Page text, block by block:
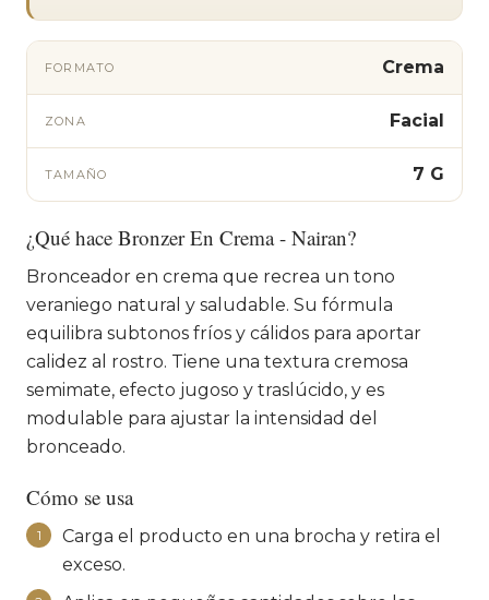
FORMATO Crema
ZONA Facial
TAMAÑO 7 G
¿Qué hace Bronzer En Crema - Nairan?
Bronceador en crema que recrea un tono
veraniego natural y saludable. Su fórmula
equilibra subtonos fríos y cálidos para aportar
calidez al rostro. Tiene una textura cremosa
semimate, efecto jugoso y traslúcido, y es
modulable para ajustar la intensidad del
bronceado.
Cómo se usa
1
Carga el producto en una brocha y retira el
exceso.